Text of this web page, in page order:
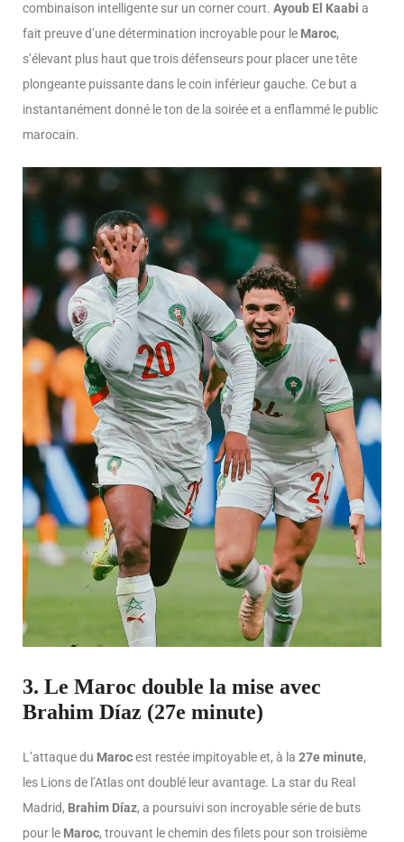
combinaison intelligente sur un corner court. Ayoub El Kaabi a
fait preuve d’une détermination incroyable pour le Maroc,
s’élevant plus haut que trois défenseurs pour placer une tête
plongeante puissante dans le coin inférieur gauche. Ce but a
instantanément donné le ton de la soirée et a enflammé le public
marocain.
3. Le Maroc double la mise avec
Brahim Díaz (27e minute)
L’attaque du Marocest restée impitoyable et, à la 27e minute,
les Lions de l’Atlas ont doublé leur avantage. La star du Real
Madrid, Brahim Díaz, a poursuivi son incroyable série de buts
pour le Maroc, trouvant le chemin des filets pour son troisième